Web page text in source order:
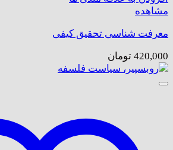
مشاهده
معرفت شناسی تحقیق کیفی
420,000 تومان